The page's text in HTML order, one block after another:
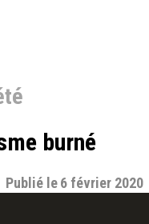
burné
Publié le6 février 2020